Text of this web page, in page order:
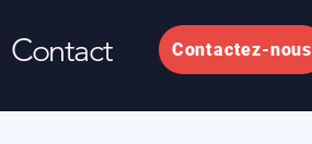
Contact Contactez-nous